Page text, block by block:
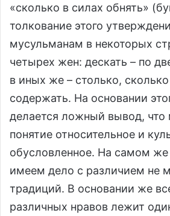
«сколько в силах обнять»
толкование этого
мусульманам в некоторых
четырех жен: дескать – по
в иных же – столько,
содержать. На основании
делается ложный вывод, что
понятие относительное и
обусловленное. На самом
имеем дело с различием не
традиций. В основании же
различных нравов лежит